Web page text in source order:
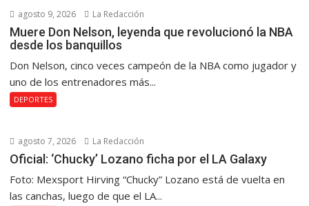
agosto 9, 2026 La Redacción
Muere Don Nelson, leyenda que revolucionó la NBA
desde los banquillos
Don Nelson, cinco veces campeón de la NBA como jugador y
uno de los entrenadores más...
DEPORTES
agosto 7, 2026 La Redacción
Oficial: ‘Chucky’ Lozano ficha por el LA Galaxy
Foto: Mexsport Hirving “Chucky” Lozano está de vuelta en
las canchas, luego de que el LA...